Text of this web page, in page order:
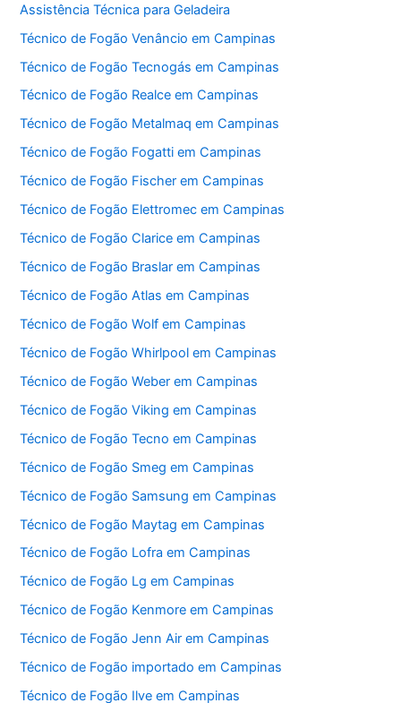
Assistência Técnica para Geladeira
Técnico de Fogão Venâncio em Campinas
Técnico de Fogão Tecnogás em Campinas
Técnico de Fogão Realce em Campinas
Técnico de Fogão Metalmaq em Campinas
Técnico de Fogão Fogatti em Campinas
Técnico de Fogão Fischer em Campinas
Técnico de Fogão Elettromec em Campinas
Técnico de Fogão Clarice em Campinas
Técnico de Fogão Braslar em Campinas
Técnico de Fogão Atlas em Campinas
Técnico de Fogão Wolf em Campinas
Técnico de Fogão Whirlpool em Campinas
Técnico de Fogão Weber em Campinas
Técnico de Fogão Viking em Campinas
Técnico de Fogão Tecno em Campinas
Técnico de Fogão Smeg em Campinas
Técnico de Fogão Samsung em Campinas
Técnico de Fogão Maytag em Campinas
Técnico de Fogão Lofra em Campinas
Técnico de Fogão Lg em Campinas
Técnico de Fogão Kenmore em Campinas
Técnico de Fogão Jenn Air em Campinas
Técnico de Fogão importado em Campinas
Técnico de Fogão Ilve em Campinas